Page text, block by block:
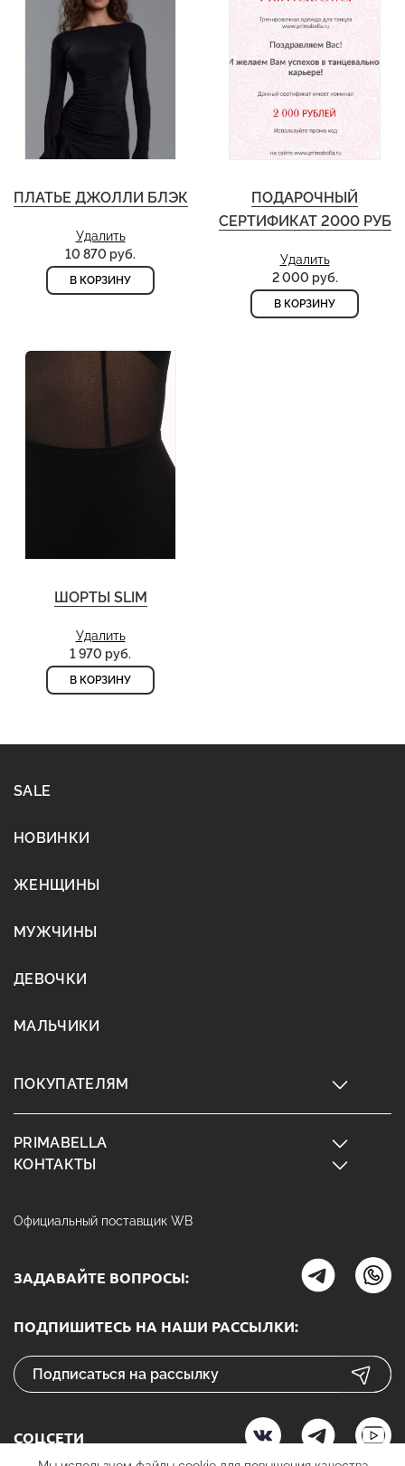
ПЛАТЬЕ ДЖОЛЛИ БЛЭК
Удалить
10 870 руб.
В КОРЗИНУ
ПОДАРОЧНЫЙ
СЕРТИФИКАТ 2000 РУБ
Удалить
2 000 руб.
В КОРЗИНУ
ШОРТЫ SLIM
Удалить
1 970 руб.
В КОРЗИНУ
SALE
НОВИНКИ
ЖЕНЩИНЫ
МУЖЧИНЫ
ДЕВОЧКИ
МАЛЬЧИКИ
ПОКУПАТЕЛЯМ
PRIMABELLA
КОНТАКТЫ
Официальный поставщик WB
ЗАДАВАЙТЕ ВОПРОСЫ:
ПОДПИШИТЕСЬ НА НАШИ РАССЫЛКИ:
СОЦСЕТИ